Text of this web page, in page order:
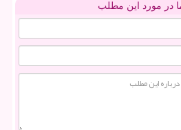
در مورد این مطلب